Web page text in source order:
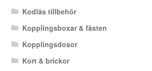
Kodlås tillbehör
Kopplingsboxar & fästen
Kopplingsdosor
Kort & brickor